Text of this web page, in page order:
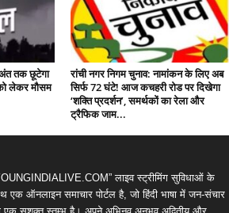
तक छूटेगा
लेकर मौसम
रांची नगर निगम चुनाव: नामांकन के लिए अब
सिर्फ 72 घंटे! आज कचहरी रोड पर दिखेगा
‘शक्ति प्रदर्शन’, समर्थकों का रेला और
ट्रैफिक जाम...
लाइव स्ट्रीमिंग सुविधाओं के
एक ऑनलाइन समाचार पोर्टल है, जो हिंदी भाषा में जन-संचार